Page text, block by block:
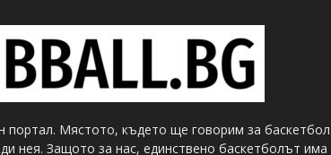
портал. Мястото, където ще говорим за
нея. Защото за нас, единствено баскетболът има